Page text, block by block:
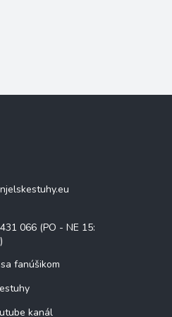
066 (PO - NE 15:
fanúšikom
kanál